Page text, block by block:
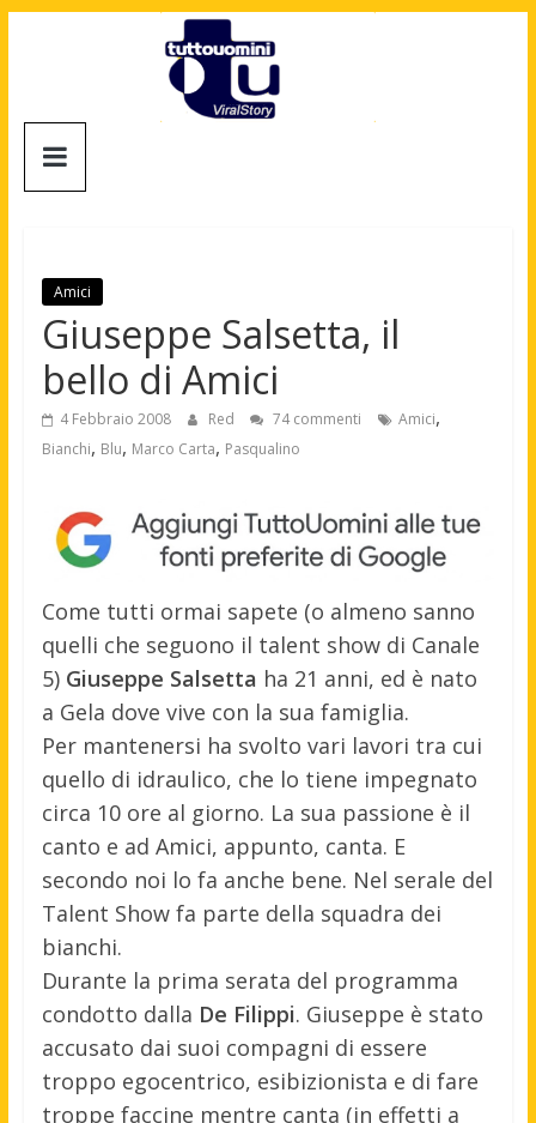
Tuttouomini
Motori,
gay
news
moda
maschile
Amici
Giuseppe Salsetta, il
bello di Amici
4 Febbraio 2008 Red 74 commenti Amici,
Bianchi, Blu, Marco Carta, Pasqualino
Come tutti ormai sapete (o almeno sanno
quelli che seguono il talent show di Canale
5) Giuseppe Salsetta ha 21 anni, ed è nato
a Gela dove vive con la sua famiglia.
Per mantenersi ha svolto vari lavori tra cui
quello di idraulico, che lo tiene impegnato
circa 10 ore al giorno. La sua passione è il
canto e ad Amici, appunto, canta. E
secondo noi lo fa anche bene. Nel serale del
Talent Show fa parte della squadra dei
bianchi.
Durante la prima serata del programma
condotto dalla De Filippi. Giuseppe è stato
accusato dai suoi compagni di essere
troppo egocentrico, esibizionista e di fare
troppe faccine mentre canta (in effetti a